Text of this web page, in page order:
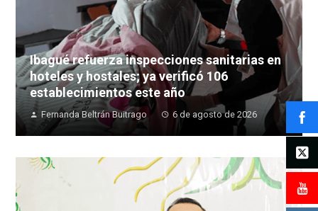
Ibagué refuerza inspecciones sanitarias en
hoteles y hostales; ya verificó 106
establecimientos este año
Fernanda Beltrán Buitrago 6 de agosto de 2026